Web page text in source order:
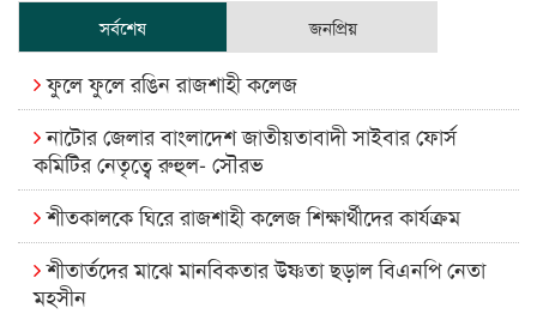
সর্বশেষ জনপ্রিয়
ফুলে ফুলে রঙিন রাজশাহী কলেজ
নাটোর জেলার বাংলাদেশ জাতীয়তাবাদী সাইবার ফোর্স
কমিটির নেতৃত্বে রুহুল- সৌরভ
শীতকালকে ঘিরে রাজশাহী কলেজ শিক্ষার্থীদের কার্যক্রম
শীতার্তদের মাঝে মানবিকতার উষ্ণতা ছড়াল বিএনপি নেতা
মহসীন